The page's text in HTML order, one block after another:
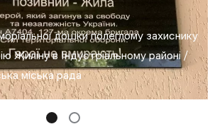
дошки полеглому захиснику
Жиліну в Індустріальному районі /
міська рада